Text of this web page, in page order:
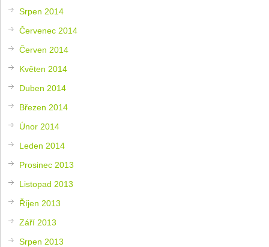
Srpen 2014
Červenec 2014
Červen 2014
Květen 2014
Duben 2014
Březen 2014
Únor 2014
Leden 2014
Prosinec 2013
Listopad 2013
Říjen 2013
Září 2013
Srpen 2013